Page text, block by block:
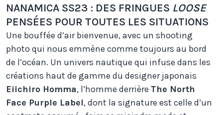
NANAMICA SS23 : DES FRINGUES LOOSE
PENSÉES POUR TOUTES LES SITUATIONS
Une bouffée d’air bienvenue, avec un shooting
photo qui nous emmène comme toujours au bord
de l’océan. Un univers nautique qui infuse dans les
créations haut de gamme du designer japonais
Eiichiro Homma, l’homme derrière The North
Face Purple Label, dont la signature est celle d’un